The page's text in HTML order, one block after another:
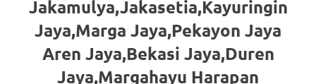
Hours
Jakamulya,Jakasetia,Kayuringin
Jaya,Marga Jaya,Pekayon Jaya
Aren Jaya,Bekasi Jaya,Duren
Jaya,Margahayu Harapan